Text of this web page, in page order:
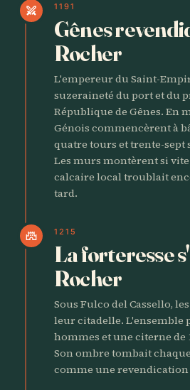
swords 1191
Gênes
Rocher
L'empereur du Saint-
suzeraineté du port et du
République de Gênes. En
Génois commencèrent à
quatre tours et trente-sept
Les murs montèrent si
calcaire local troublait
tard.
castle 1215
La forteresse
Rocher
Sous Fulco del Cassello,
leur citadelle.
hommes et une citerne de
Son ombre tombait
comme une